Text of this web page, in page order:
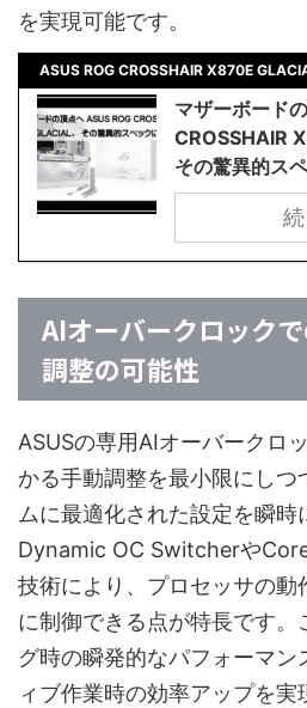
を実現可能です。
ASUS ROG CROSSHAIR X870E
マザーボード
CROSSHAIR
その驚異的ス
AIオーバークロック
調整の可能性
ASUSの専用AIオーバークロ
かる手動調整を最小限にしつ
ムに最適化された設定を瞬時
Dynamic OC Switcherや
技術により、プロセッサの動
に制御できる点が特長です。
グ時の瞬発的なパフォーマン
ィブ作業時の効率アップを実